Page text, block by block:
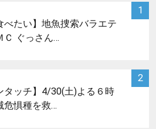
1
べたい】地魚捜索バラエテ
Ｃ ぐっさん…
2
タッチ】4/30(土)よる６時
惧種を救…